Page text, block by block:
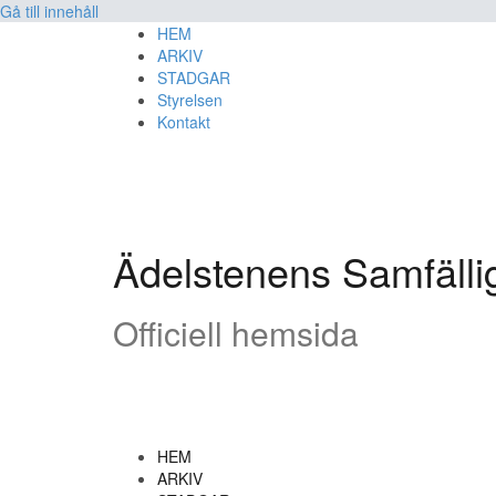
Gå till innehåll
HEM
ARKIV
STADGAR
Styrelsen
Kontakt
Ädelstenens
Officiell hemsida
HEM
ARKIV